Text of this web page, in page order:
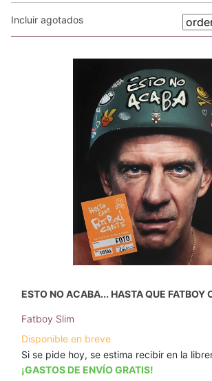
Incluir agotados
ESTO NO ACABA... HASTA QUE FATBOY
Fatboy Slim
Disponible en breve
Si se pide hoy, se estima recibir en la
¡GASTOS DE ENVÍO GRATIS!